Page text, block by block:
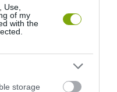
Use,
of my
with the
storage